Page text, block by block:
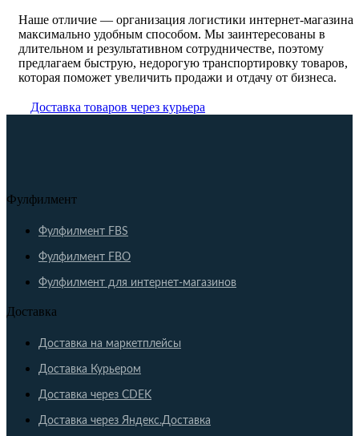
Наше отличие — организация логистики интернет-магазина
максимально удобным способом. Мы заинтересованы в
длительном и результативном сотрудничестве, поэтому
предлагаем быструю, недорогую транспортировку товаров,
которая поможет увеличить продажи и отдачу от бизнеса.
Доставка товаров через курьера
Фулфилмент
Фулфилмент FBS
Фулфилмент FBO
Фулфилмент для интернет-магазинов
Доставка
Доставка на маркетплейсы
Доставка Курьером
Доставка через CDEK
Доставка через Яндекс.Доставка